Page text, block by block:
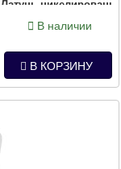
Латунь ни­ке­ли­ро­ван­ная
В наличии
В КОРЗИНУ